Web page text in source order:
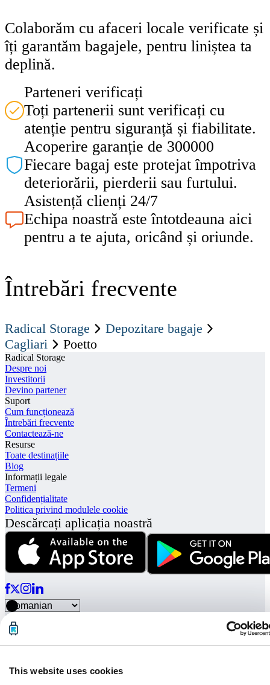
This website uses cookies
Colaborăm cu afaceri locale verificate și
îți garantăm bagajele, pentru liniștea ta
deplină.
Parteneri verificați
Toți partenerii sunt verificați cu
atenție pentru siguranță și fiabilitate.
Acoperire garanție de 300000
Fiecare bagaj este protejat împotriva
deteriorării, pierderii sau furtului.
Asistență clienți 24/7
Echipa noastră este întotdeauna aici
pentru a te ajuta, oricând și oriunde.
Întrebări frecvente
Radical Storage
Depozitare bagaje
Cagliari
Poetto
Radical Storage
Despre noi
Investitorii
Devino partener
Suport
Cum funcționează
Întrebări frecvente
Contactează-ne
Resurse
Toate destinațiile
Blog
Informații legale
Termeni
Confidențialitate
Politica privind modulele cookie
Descărcați aplicația noastră
© Radical Storage • Lean Team S.R.L. • P. IVA 14104111001
Radical este finanțat și de fondul de investiții „Vertis Venture 4